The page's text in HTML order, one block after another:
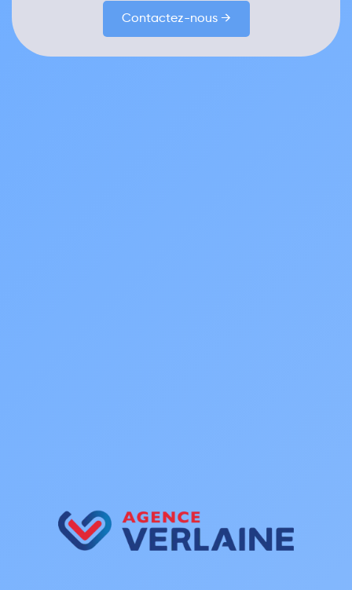
Contactez-nous →